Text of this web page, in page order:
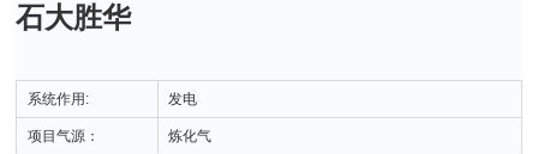
石大胜华
系统作用: 发电
项目气源： 炼化气